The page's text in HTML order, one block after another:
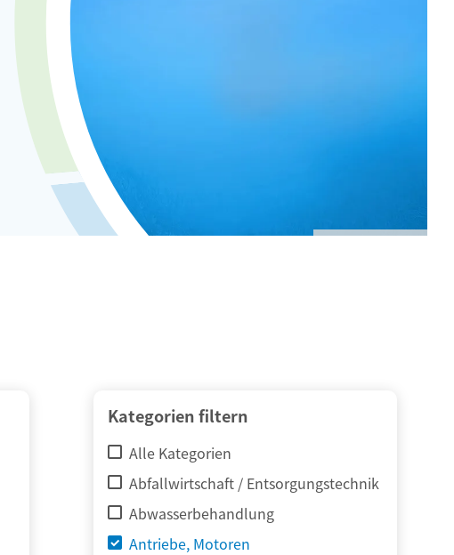
Kategorien filtern
Alle Kategorien
Abfallwirtschaft / Entsorgungstechnik
Abwasserbehandlung
Antriebe, Motoren